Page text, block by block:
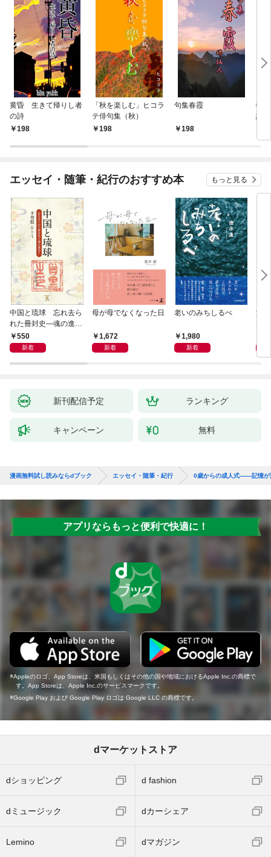
黄昏 生きて帰りし者
の詩
198
「秋を楽しむ」ヒコラ
テ俳句集（秋）
198
句集春霞
198
0歳
記
エッセイ・随筆・紀行のおすすめ本 もっと見る
中国と琉球 忘れ去ら
れた冊封史―魂の進化
―550
新着
母が母でなくなった日
1,672
新着
老いのみちしるべ
1,980
新着
激
新刊配信予定 ランキング
キャンペーン 無料
漫画無料試し読みならdブック エッセイ・随筆・紀行 0歳からの成人式――記憶
アプリならもっと便利で快適に！
Appleのロゴ、App Storeは、米国もしくはその他の国や地域におけるApple Inc.の商標で
す。App Storeは、Apple Inc.のサービスマークです。
Google Play および Google Play ロゴは Google LLC の商標です。
dマーケットストア
dショッピング d fashion
dミュージック dカーシェア
Lemino dマガジン